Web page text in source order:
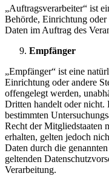
„Auftragsverarbeiter“ ist
Behörde, Einrichtung oder
Daten im Auftrag des
Empfänger
„Empfänger“ ist eine
Einrichtung oder andere
offengelegt werden,
Dritten handelt oder nicht.
bestimmten
Recht der Mitgliedstaaten
erhalten, gelten jedoch
Daten durch die
geltenden
Verarbeitung.